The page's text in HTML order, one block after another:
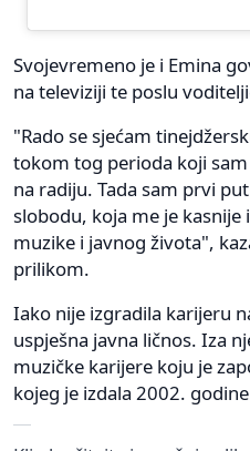
Svojevremeno je i Emina
na televiziji te poslu
"Rado se sjećam
tokom tog perioda koji
na radiju. Tada sam prvi
slobodu, koja me je
muzike i javnog života",
prilikom.
Iako nije izgradila karijeru
uspješna javna ličnos. Iza
muzičke karijere koju je
kojeg je izdala 2002.